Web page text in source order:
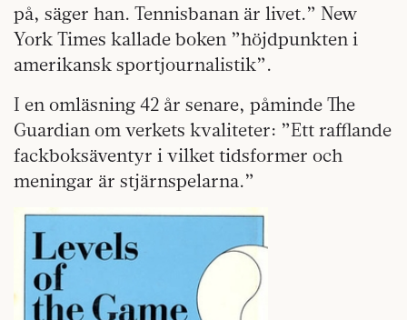
på, säger han. Tennisbanan är livet.” New
York Times kallade boken ”höjdpunkten i
amerikansk sportjournalistik”.
I en omläsning 42 år senare, påminde The
Guardian om verkets kvaliteter: ”Ett rafflande
fackboksäventyr i vilket tidsformer och
meningar är stjärnspelarna.”